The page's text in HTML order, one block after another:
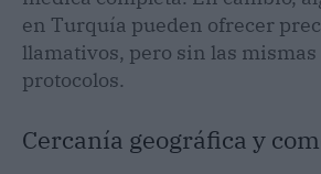
en Turquía pueden ofrecer
llamativos, pero sin las
protocolos.
Cercanía geográfica y